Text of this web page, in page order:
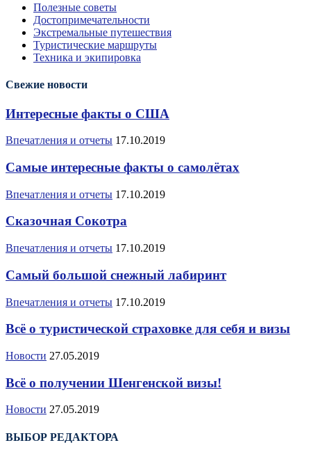
Полезные советы
Достопримечательности
Экстремальные путешествия
Туристические маршруты
Техника и экипировка
Свежие новости
Интересные факты о США
Впечатления и отчеты 17.10.2019
Самые интересные факты о самолётах
Впечатления и отчеты 17.10.2019
Сказочная Сокотра
Впечатления и отчеты 17.10.2019
Самый большой снежный лабиринт
Впечатления и отчеты 17.10.2019
Всё о туристической страховке для себя и визы
Новости 27.05.2019
Всё о получении Шенгенской визы!
Новости 27.05.2019
ВЫБОР РЕДАКТОРА